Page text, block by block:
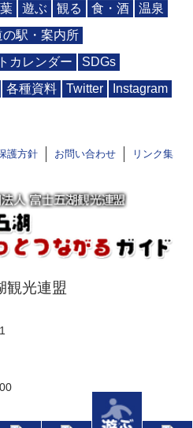
遊ぶ 観る 食・酒
温泉
の駅・案内所
カレンダー
SDGs
各種資料 Twitter
Instagram
護方針 お問い合わせ リンク集
観光連盟